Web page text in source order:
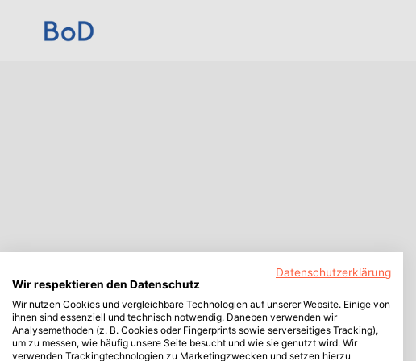
Datenschutzerklärung
Wir respektieren den Datenschutz
Wir nutzen Cookies und vergleichbare Technologien auf unserer Website. Einige von
ihnen sind essenziell und technisch notwendig. Daneben verwenden wir
Analysemethoden (z. B. Cookies oder Fingerprints sowie serverseitiges Tracking),
um zu messen, wie häufig unsere Seite besucht und wie sie genutzt wird. Wir
verwenden Trackingtechnologien zu Marketingzwecken und setzen hierzu